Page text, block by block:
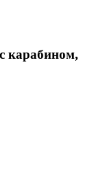
карабином,